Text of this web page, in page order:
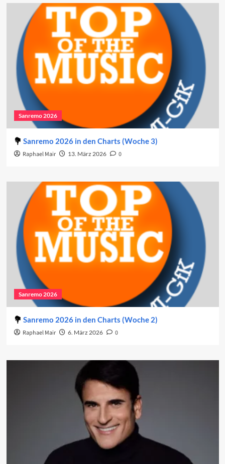
Sanremo 2026
Sanremo 2026 in den Charts (Woche 3)
Raphael Mair 13. März 2026 0
Sanremo 2026
Sanremo 2026 in den Charts (Woche 2)
Raphael Mair 6. März 2026 0